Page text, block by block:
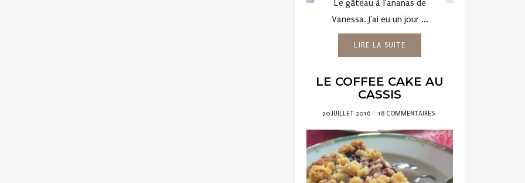
Le gâteau à l'ananas de
Vanessa. J'ai eu un jour ...
LIRE LA SUITE
LE COFFEE CAKE AU
CASSIS
POSTED
ON
20 JUILLET 2016 18 COMMENTAIRES